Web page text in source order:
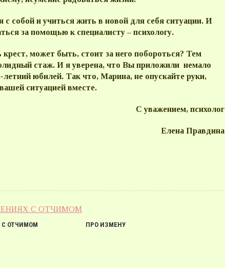
с собой и учиться жить в новой для себя ситуации. И
за помощью к специалисту – психологу.
может быть, стоит за него побороться? Тем
стаж. И я уверена, что Вы приложили немало
юбилей. Так что, Марина, не опускайте руки,
ситуацией вместе.
С уважением, психолог
Елена Правдина
С ОТЧИМОМ ПРО ИЗМЕНУ